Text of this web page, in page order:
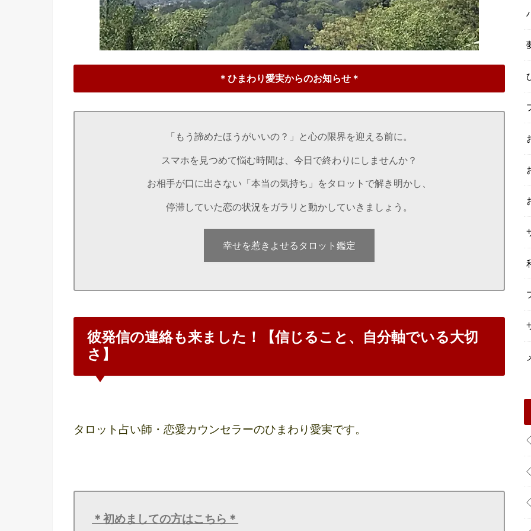
＊ひまわり愛実からのお知らせ＊
「もう諦めたほうがいいの？」と心の限界を迎える前に。
スマホを見つめて悩む時間は、今日で終わりにしませんか？
お相手が口に出さない「本当の気持ち」をタロットで解き明かし、
停滞していた恋の状況をガラリと動かしていきましょう。
幸せを惹きよせるタロット鑑定
彼発信の連絡も来ました！【信じること、自分軸でいる大切
さ】
タロット占い師・恋愛カウンセラーのひまわり愛実です。
＊初めましての方はこちら＊